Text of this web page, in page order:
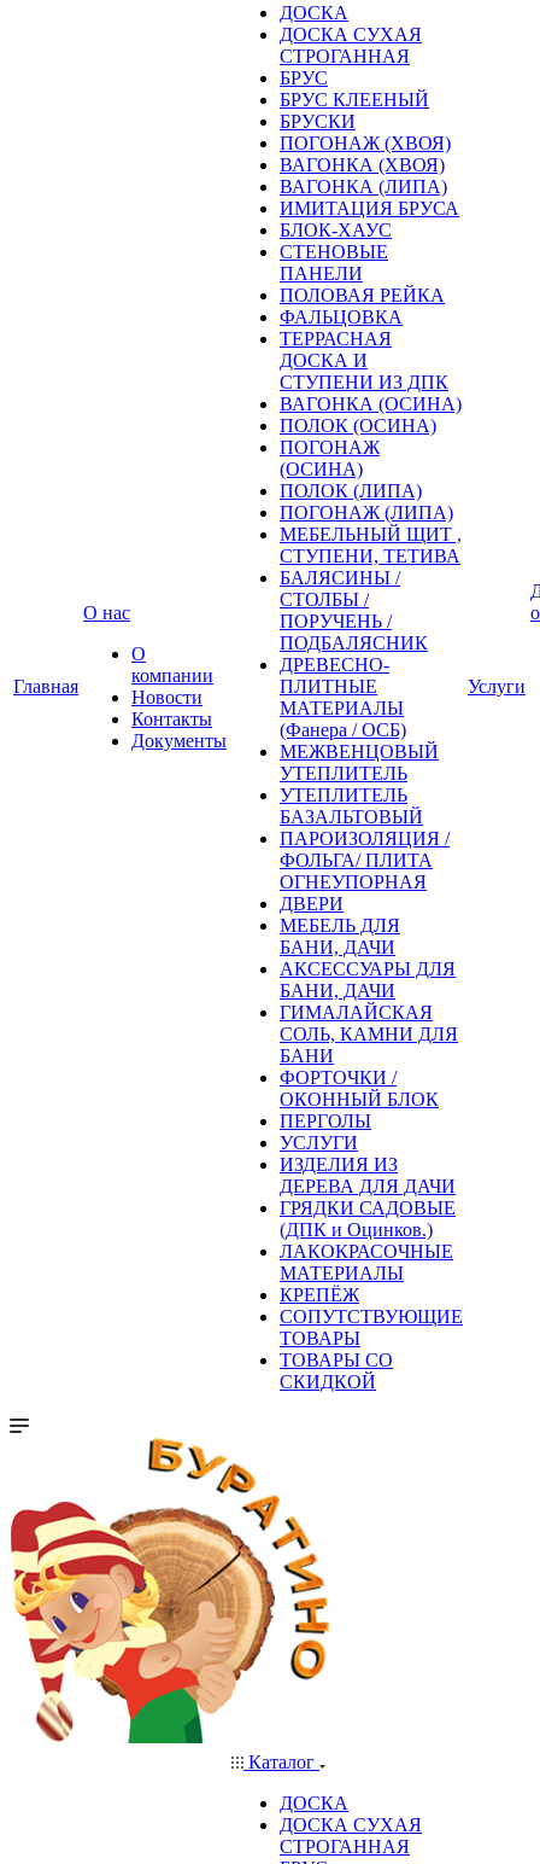
Главная
О нас
О
компании
Новости
Контакты
Документы
ДОСКА
ДОСКА СУХАЯ
СТРОГАННАЯ
БРУС
БРУС КЛЕЕНЫЙ
БРУСКИ
ПОГОНАЖ (ХВОЯ)
ВАГОНКА (ХВОЯ)
ВАГОНКА (ЛИПА)
ИМИТАЦИЯ БРУСА
БЛОК-ХАУС
СТЕНОВЫЕ
ПАНЕЛИ
ПОЛОВАЯ РЕЙКА
ФАЛЬЦОВКА
ТЕРРАСНАЯ
ДОСКА И
СТУПЕНИ ИЗ ДПК
ВАГОНКА (ОСИНА)
ПОЛОК (ОСИНА)
ПОГОНАЖ
(ОСИНА)
ПОЛОК (ЛИПА)
ПОГОНАЖ (ЛИПА)
МЕБЕЛЬНЫЙ ЩИТ ,
СТУПЕНИ, ТЕТИВА
БАЛЯСИНЫ /
СТОЛБЫ /
ПОРУЧЕНЬ /
ПОДБАЛЯСНИК
ДРЕВЕСНО-
ПЛИТНЫЕ
МАТЕРИАЛЫ
(Фанера / ОСБ)
МЕЖВЕНЦОВЫЙ
УТЕПЛИТЕЛЬ
УТЕПЛИТЕЛЬ
БАЗАЛЬТОВЫЙ
ПАРОИЗОЛЯЦИЯ /
ФОЛЬГА/ ПЛИТА
ОГНЕУПОРНАЯ
ДВЕРИ
МЕБЕЛЬ ДЛЯ
БАНИ, ДАЧИ
АКСЕССУАРЫ ДЛЯ
БАНИ, ДАЧИ
ГИМАЛАЙСКАЯ
СОЛЬ, КАМНИ ДЛЯ
БАНИ
ФОРТОЧКИ /
ОКОННЫЙ БЛОК
ПЕРГОЛЫ
УСЛУГИ
ИЗДЕЛИЯ ИЗ
ДЕРЕВА ДЛЯ ДАЧИ
ГРЯДКИ САДОВЫЕ
(ДПК и Оцинков.)
ЛАКОКРАСОЧНЫЕ
МАТЕРИАЛЫ
КРЕПЁЖ
СОПУТСТВУЮЩИЕ
ТОВАРЫ
ТОВАРЫ СО
СКИДКОЙ
Услуги
Каталог
ДОСКА
ДОСКА СУХАЯ
СТРОГАННАЯ